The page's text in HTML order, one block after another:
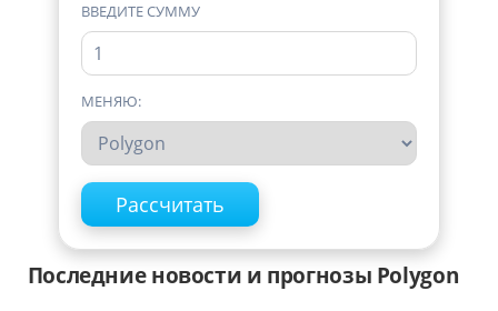
ВВЕДИТЕ СУММУ
МЕНЯЮ:
Последние новости и прогнозы Polygon